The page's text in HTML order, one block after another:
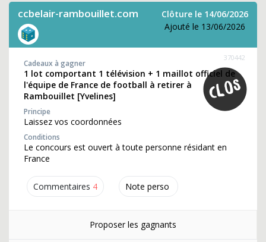
ccbelair-rambouillet.com
Clôture le 14/06/2026
Ajouté le 13/06/2026
Commentaires 4 Note perso
370442
Cadeaux à gagner
1 lot comportant 1 télévision + 1 maillot officiel de
l'équipe de France de football à retirer à
Rambouillet [Yvelines]
Principe
Laissez vos coordonnées
Conditions
Le concours est ouvert à toute personne résidant en
France
Proposer les gagnants